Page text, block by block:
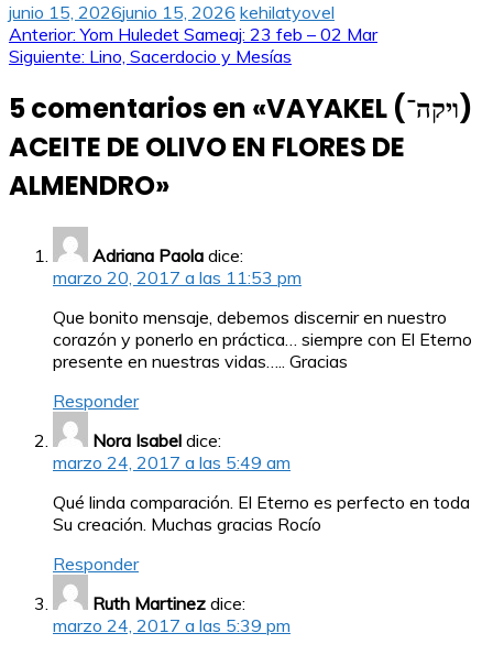
junio 15, 2026junio 15, 2026 kehilatyovel
Navegación
entradas
Anterior: Yom Huledet Sameaj: 23 feb – 02 Mar
Siguiente: Lino, Sacerdocio y Mesías
5 comentarios en «VAYAKEL (ויקה־)
ACEITE DE OLIVO EN FLORES DE
ALMENDRO»
Adriana Paola dice:
marzo 20, 2017 a las 11:53 pm
Que bonito mensaje, debemos discernir en nuestro
corazón y ponerlo en práctica… siempre con El Eterno
presente en nuestras vidas….. Gracias
Responder
Nora Isabel dice:
marzo 24, 2017 a las 5:49 am
Qué linda comparación. El Eterno es perfecto en toda
Su creación. Muchas gracias Rocío
Responder
Ruth Martinez dice:
marzo 24, 2017 a las 5:39 pm